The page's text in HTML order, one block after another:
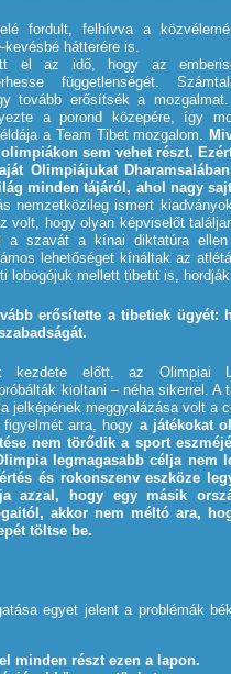
fordult, felhívva a
hátterére is.
el az idő, hogy az
függetlenségét.
tovább erősítsék a
a porond közepére, így
a Team Tibet mozgalom.
sem vehet részt.
Olimpiájukat
minden tájáról, ahol nagy
nemzetközileg ismert
volt, hogy olyan képviselőt
a szavát a kínai diktatúra
lehetőséget kínáltak az
lobogójuk mellett tibetit is,
erősítette a tibetiek ügyét:
kezdete előtt, az Olimpiai
kioltani – néha sikerrel. A
jelképének meggyalázása volt a
arra, hogy a játékokat
nem törődik a sport
legmagasabb célja nem
és rokonszenv eszköze
azzal, hogy egy másik
akkor nem méltó ara,
töltse be.
egyet jelent a problémák
minden részt ezen a lapon.